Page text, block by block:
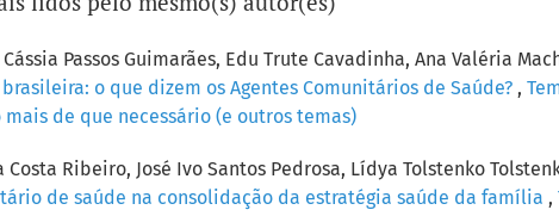
Passos Guimarães, Edu Trute Cavadinha, Ana Valéria
o que dizem os Agentes Comunitários de Saúde? ,
de que necessário (e outros temas)
Costa Ribeiro, José Ivo Santos Pedrosa, Lídya Tolstenko
de saúde na consolidação da estratégia saúde da família ,